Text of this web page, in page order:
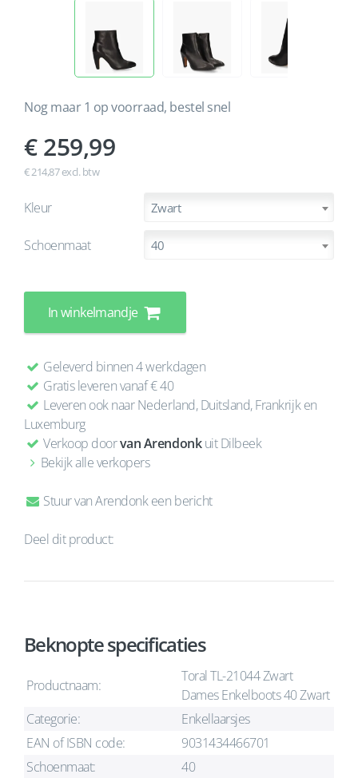
Nog maar 1 op voorraad, bestel snel
259,99
€ 214,87 excl. btw
Kleur Zwart
Schoenmaat 40
In winkelmandje
Geleverd binnen 4 werkdagen
Gratis leveren vanaf € 40
Leveren ook naar Nederland, Duitsland, Frankrijk en
Luxemburg
Verkoop doorvan Arendonkuit Dilbeek
Bekijk alle verkopers
Stuur van Arendonk een bericht
Deel dit product:
Beknopte specificaties
Productnaam:
Toral TL-21044 Zwart
Dames Enkelboots 40 Zwart
Categorie:
Enkellaarsjes
EAN of ISBN code:
9031434466701
Schoenmaat:
40